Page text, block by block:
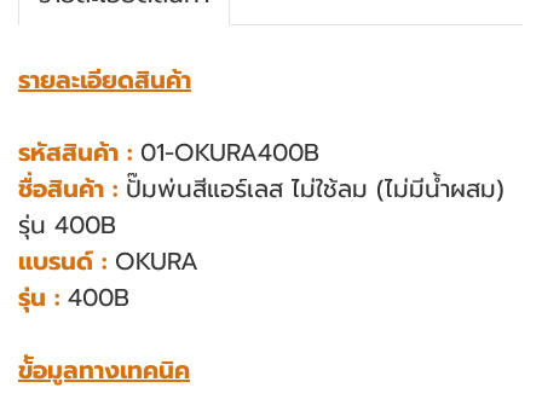
รายละเอียดสินค้า
รหัสสินค้า : 01-OKURA400B
ชื่อสินค้า : ปั๊มพ่นสีแอร์เลส ไม่ใช้ลม (ไม่มีน้ำผสม)
รุ่น 400B
แบรนด์ : OKURA
รุ่น : 400B
ข้ัอมูลทางเทคนิค